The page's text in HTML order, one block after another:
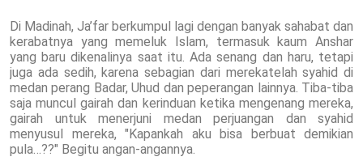
Di Madinah, Ja’far berkumpul lagi dengan banyak sahabat dan
kerabatnya yang memeluk Islam, termasuk kaum Anshar
yang baru dikenalinya saat itu. Ada senang dan haru, tetapi
juga ada sedih, karena sebagian dari merekatelah syahid di
medan perang Badar, Uhud dan peperangan lainnya. Tiba-tiba
saja muncul gairah dan kerinduan ketika mengenang mereka,
gairah untuk menerjuni medan perjuangan dan syahid
menyusul mereka, "Kapankah aku bisa berbuat demikian
pula…??" Begitu angan-angannya.